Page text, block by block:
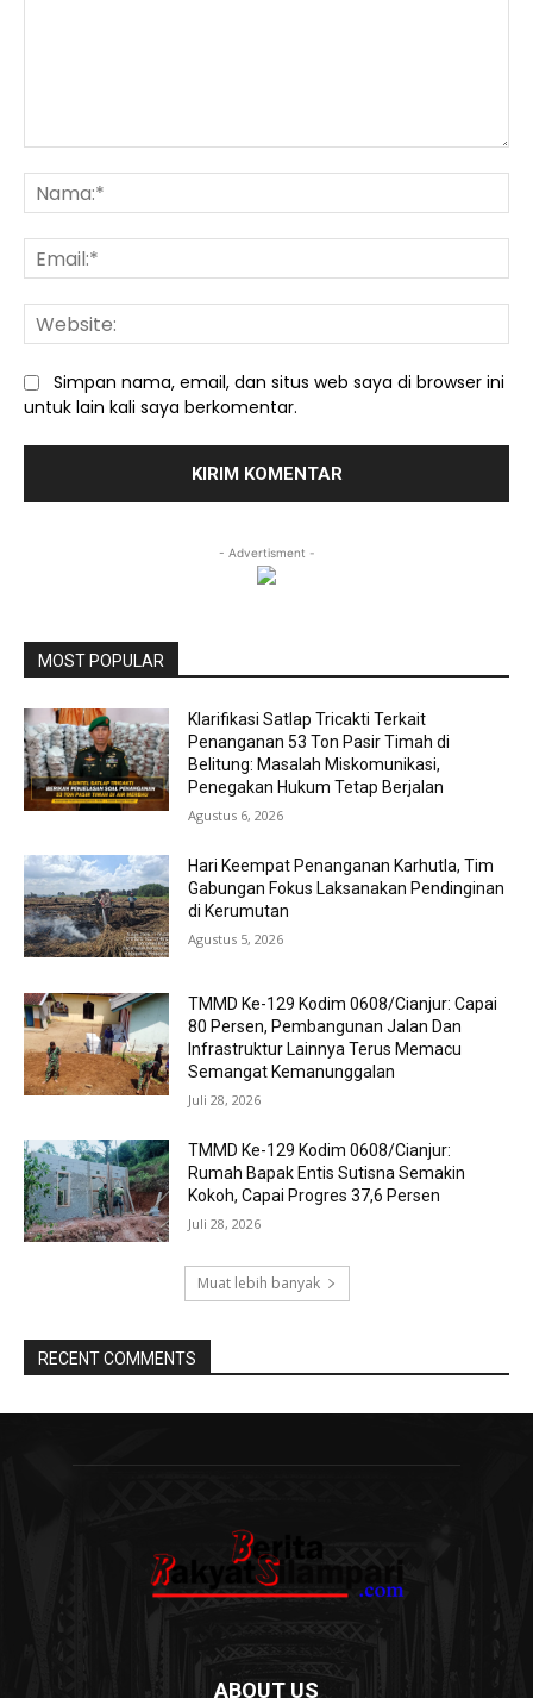
Simpan nama, email, dan situs web saya di browser ini
untuk lain kali saya berkomentar.
- Advertisment -
MOST POPULAR
Klarifikasi Satlap Tricakti Terkait
Penanganan 53 Ton Pasir Timah di
Belitung: Masalah Miskomunikasi,
Penegakan Hukum Tetap Berjalan
Agustus 6, 2026
Hari Keempat Penanganan Karhutla, Tim
Gabungan Fokus Laksanakan Pendinginan
di Kerumutan
Agustus 5, 2026
TMMD Ke-129 Kodim 0608/Cianjur: Capai
80 Persen, Pembangunan Jalan Dan
Infrastruktur Lainnya Terus Memacu
Semangat Kemanunggalan
Juli 28, 2026
TMMD Ke-129 Kodim 0608/Cianjur:
Rumah Bapak Entis Sutisna Semakin
Kokoh, Capai Progres 37,6 Persen
Juli 28, 2026
Muat lebih banyak
RECENT COMMENTS
ABOUT US